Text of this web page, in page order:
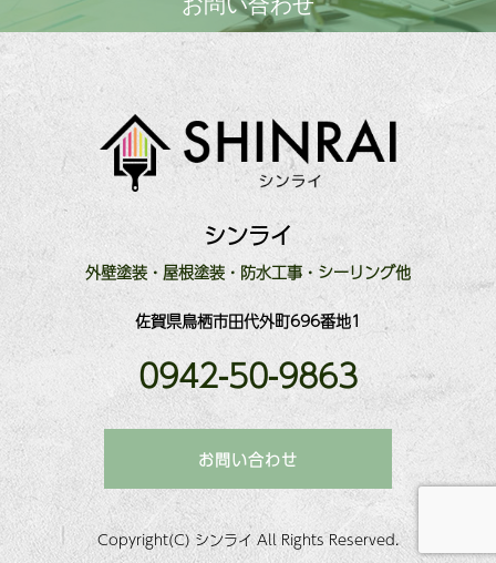
シンライ
外壁塗装・屋根塗装・防水工事・シーリング他
佐賀県鳥栖市田代外町696番地1
0942-50-9863
お問い合わせ
Copyright(C) シンライ All Rights Reserved.